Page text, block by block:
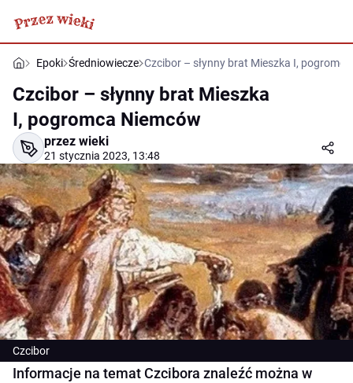
Epoki Średniowiecze Czcibor – słynny brat Mieszka I,
Czcibor – słynny brat Mieszka
I, pogromca Niemców
przez wieki
21 stycznia 2023, 13:48
Czcibor
Informacje na temat Czcibora znaleźć można w